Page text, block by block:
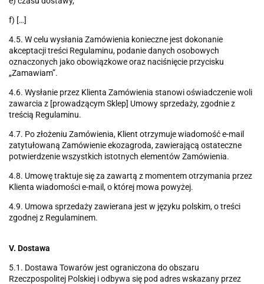
f) […]
4.5. W celu wysłania Zamówienia konieczne jest dokonanie
akceptacji treści Regulaminu, podanie danych osobowych
oznaczonych jako obowiązkowe oraz naciśnięcie przycisku
„Zamawiam”.
4.6. Wysłanie przez Klienta Zamówienia stanowi oświadczenie woli
zawarcia z [prowadzącym Sklep] Umowy sprzedaży, zgodnie z
treścią Regulaminu.
4.7. Po złożeniu Zamówienia, Klient otrzymuje wiadomość e-mail
zatytułowaną Zamówienie ekozagroda, zawierającą ostateczne
potwierdzenie wszystkich istotnych elementów Zamówienia.
4.8. Umowę traktuje się za zawartą z momentem otrzymania przez
Klienta wiadomości e-mail, o której mowa powyżej.
4.9. Umowa sprzedaży zawierana jest w języku polskim, o treści
zgodnej z Regulaminem.
V. Dostawa
5.1. Dostawa Towarów jest ograniczona do obszaru
Rzeczpospolitej Polskiej i odbywa się pod adres wskazany przez